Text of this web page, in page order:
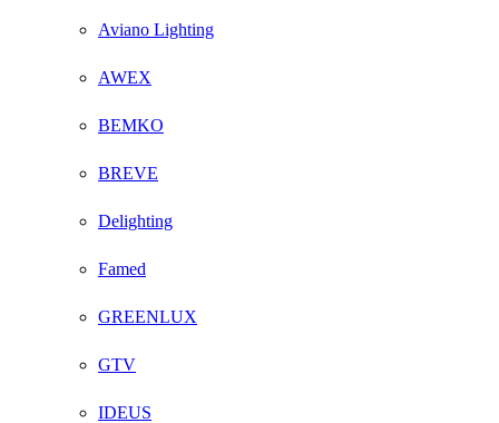
Aviano Lighting
AWEX
BEMKO
BREVE
Delighting
Famed
GREENLUX
GTV
IDEUS